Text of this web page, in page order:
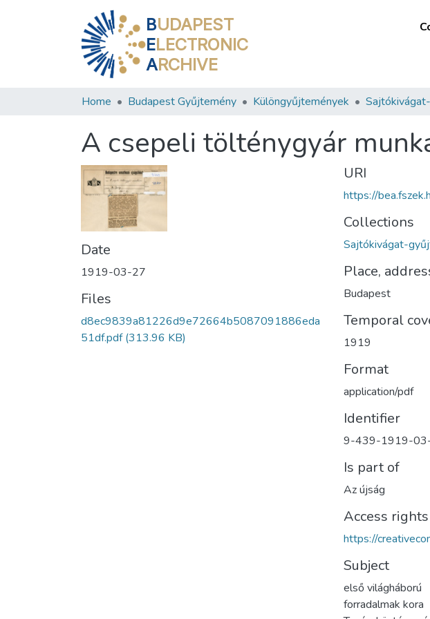
BUDAPEST
ELECTRONIC
ARCHIVE
Home Budapest Gyűjtemény Különgyűjtemények
A csepeli tölténygyár
Date
1919-03-27
Files
d8ec9839a81226d9e72664b5087091886eda
51df.pdf(313.96 KB)
URI
https://
Collections
Sajtókivágat-
Place,
Budapest
Temporal
1919
Format
application/pdf
Identifier
9-439-1919-
Is part of
Az újság
Access rights
https://
Subject
első világháború
forradalmak kora